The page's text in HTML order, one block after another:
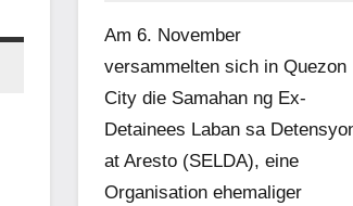
Am 6. November
versammelten sich in Quezon
City die Samahan ng Ex-
Detainees Laban sa
at Aresto (SELDA), eine
Organisation ehemaliger